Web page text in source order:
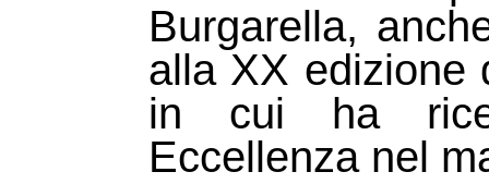
Burgarella,
alla XX edizione
in cui ha
Eccellenza nel